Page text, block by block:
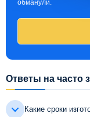
обманули.
Ответы на часто
Какие сроки